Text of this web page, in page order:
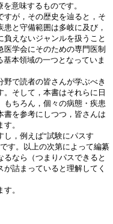
意味するものです。
が，その歴史を辿ると，そ
と守備範囲は多岐に及び，
えないジャンルを扱うこと
学会にそのための専門医制
本領域の一つとなっていま
で読者の皆さんが学ぶべき
そして，本書はそれらに日
もちろん，個々の病態・疾患
書を参考にしつつ，皆さんは
。
，例えば“試験にパスす
す。以上の次第によって編纂
なら（つまりパスできると
詰まっていると理解してく
。